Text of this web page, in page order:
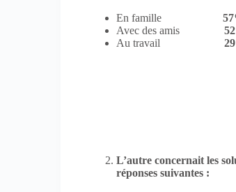
En famille
Avec des amis
Au travail
L’autre concernait les
réponses suivantes :